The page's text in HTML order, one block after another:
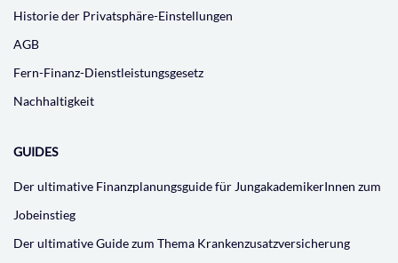
Historie der Privatsphäre-Einstellungen
AGB
Fern-Finanz-Dienstleistungsgesetz
Nachhaltigkeit
GUIDES
Der ultimative Finanzplanungsguide für JungakademikerInnen zum
Jobeinstieg
Der ultimative Guide zum Thema Krankenzusatzversicherung